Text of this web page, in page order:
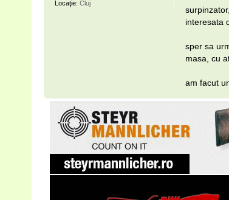
interesata
sper sa
masa, cu
am facut
Locaţie: Cluj